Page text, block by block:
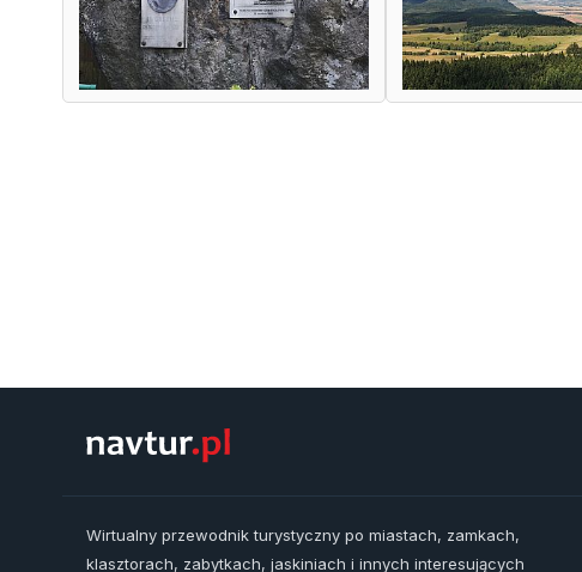
Wirtualny przewodnik turystyczny po miastach, zamkach,
klasztorach, zabytkach, jaskiniach i innych interesujących